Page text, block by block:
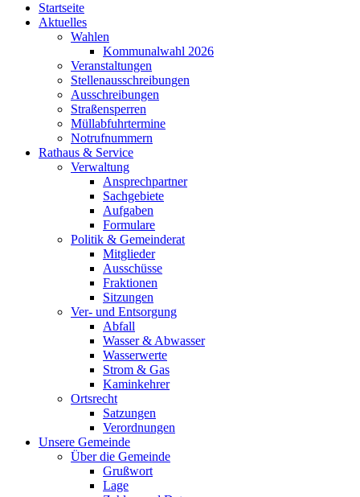
Startseite
Aktuelles
Wahlen
Kommunalwahl 2026
Veranstaltungen
Stellenausschreibungen
Ausschreibungen
Straßensperren
Müllabfuhrtermine
Notrufnummern
Rathaus & Service
Verwaltung
Ansprechpartner
Sachgebiete
Aufgaben
Formulare
Politik & Gemeinderat
Mitglieder
Ausschüsse
Fraktionen
Sitzungen
Ver- und Entsorgung
Abfall
Wasser & Abwasser
Wasserwerte
Strom & Gas
Kaminkehrer
Ortsrecht
Satzungen
Verordnungen
Unsere Gemeinde
Über die Gemeinde
Grußwort
Lage